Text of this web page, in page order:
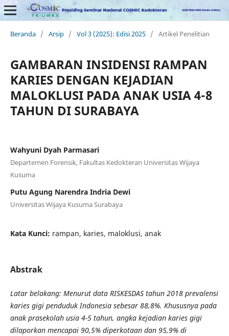
Beranda / Arsip / Vol 3 (2025): Edisi 2025 / Artikel Penelitian
GAMBARAN INSIDENSI RAMPAN
KARIES DENGAN KEJADIAN
MALOKLUSI PADA ANAK USIA 4-8
TAHUN DI SURABAYA
Wahyuni Dyah Parmasari
Departemen Forensik, Fakultas Kedokteran Universitas Wijaya
Kusuma
Putu Agung Narendra Indria Dewi
Universitas Wijaya Kusuma Surabaya
Kata Kunci: rampan, karies, maloklusi, anak
Abstrak
Latar belakang: Menurut data RISKESDAS tahun 2018 prevalensi
karies gigi penduduk Indonesia sebesar 88,8%. Khususnya pada
anak prasekolah usia 4-5 tahun, angka kejadian karies gigi
dilaporkan mencapai 90,5% diperkotaan dan 95,9% di